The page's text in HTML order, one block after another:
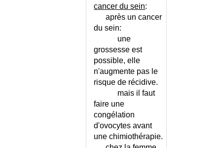
DIABETE TYPE NON I NON II
DIALYSE HEPATIQUE
DIARRHEE AIGUE DE L'ADULTE
DIARRHEE AIGUE DE L'ADULTE
DIARRHEE AIGUE DU
DIARRHEE AIGUE DU
NOURRISSON - CONSEILS
DIARRHEE CHRONIQUE DE
cancer du sein:
après un cancer
du sein:
une
grossesse est
possible, elle
n'augmente pas le
risque de récidive.
mais il faut
faire une
congélation
d'ovocytes avant
une chimiothérapie.